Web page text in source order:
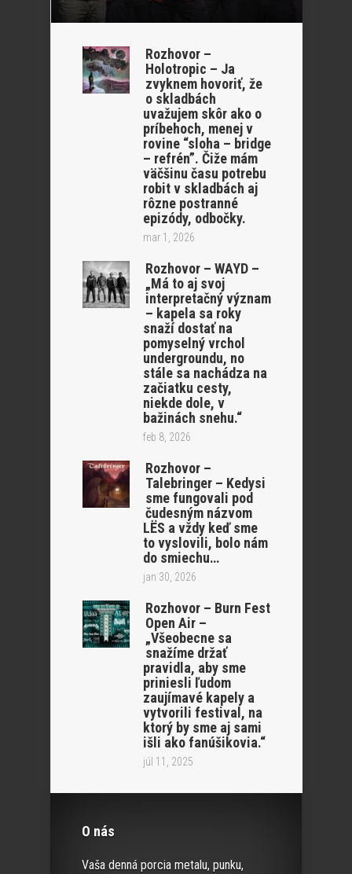
Rozhovor –
Holotropic – Ja
zvyknem hovoriť, že
o skladbách
uvažujem skôr ako o
príbehoch, menej v
rovine “sloha – bridge
– refrén”. Čiže mám
väčšinu času potrebu
robit v skladbách aj
rôzne postranné
epizódy, odbočky.
mar 1, 2026
Rozhovor – WAYD –
„Má to aj svoj
interpretačný význam
– kapela sa roky
snaží dostať na
pomyselný vrchol
undergroundu, no
stále sa nachádza na
začiatku cesty,
niekde dole, v
bažinách snehu.“
feb 8, 2026
Rozhovor –
Talebringer – Kedysi
sme fungovali pod
čudesným názvom
LËS a vždy keď sme
to vyslovili, bolo nám
do smiechu…
jan 30, 2026
Rozhovor – Burn Fest
Open Air –
„Všeobecne sa
snažíme držať
pravidla, aby sme
priniesli ľudom
zaujímavé kapely a
vytvorili festival, na
ktorý by sme aj sami
išli ako fanúšikovia.“
júl 11, 2025
O nás
Vaša denná porcia metalu, punku,